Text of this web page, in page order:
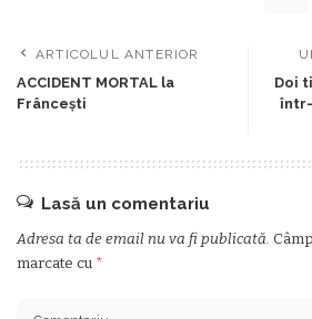
ARTICOLUL ANTERIOR
ACCIDENT MORTAL la
Frâncești
Doi
Lasă un comentariu
Adresa ta de email nu va fi publicată.
marcate cu *